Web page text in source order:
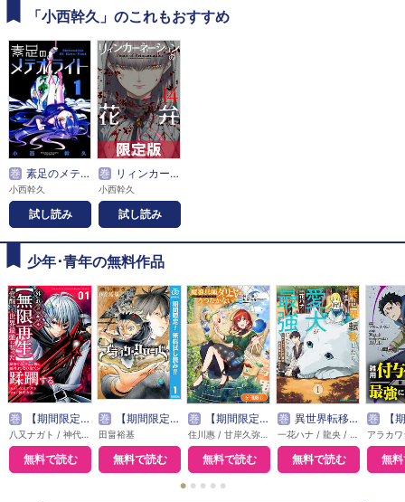
「小西幹久」のこれもおすすめ
巻 素足のメテオライト
小西幹久
試し読み
巻 リィンカーネーションの花弁【電子書籍限定版】
小西幹久
試し読み
少年･青年の無料作品
巻 【期間限定無料】外れスキル【無限再生】が覚醒して世界最強になった ～最強の力を手にした俺は、敵対するその全てを蹂躙する～
無料で読む
巻 【期間限定 無料お試し版】ブラッククローバー
田畠裕基
無料で読む
巻 【期間限定無料】魔導具師ダリヤはうつむかない ～Dahliya Wilts No More～【分冊版】
無料で読む
巻 異世界転移したら愛犬が最強になりました ～シルバーフェンリルと俺が異世界暮らしを始めたら～ THE COMIC
無料で読む
巻 【期間限定無料】
無
● ● ● ● ●